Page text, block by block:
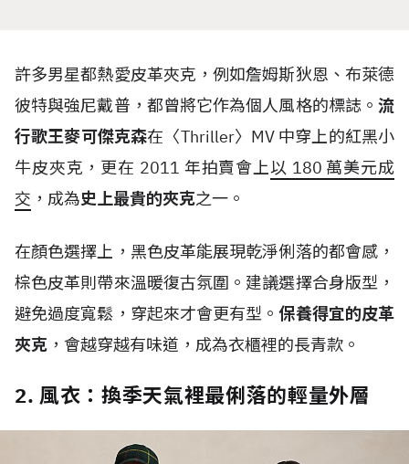
許多男星都熱愛皮革夾克，例如詹姆斯狄恩、布萊德
彼特與強尼戴普，都曾將它作為個人風格的標誌。 流
行歌王麥可傑克森在〈Thriller〉 MV 中穿上的紅黑小
牛皮夾克，更在 2011 年拍賣會上以 180 萬美元成
交 ，成為史上最貴的夾克之一。
在顏色選擇上，黑色皮革能展現乾淨俐落的都會感，
棕色皮革則帶來溫暖復古氛圍。建議選擇合身版型，
避免過度寬鬆，穿起來才會更有型。保養得宜的皮革
夾克 ，會越穿越有味道，成為衣櫃裡的長青款。
2. 風衣：換季天氣裡最俐落的輕量外層